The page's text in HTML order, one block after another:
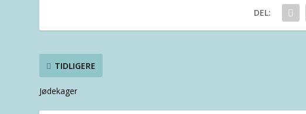
DEL:
TIDLIGERE
Jødekager